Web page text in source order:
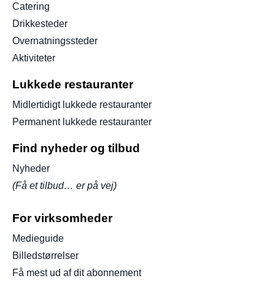
Catering
Drikkesteder
Overnatningssteder
Aktiviteter
Lukkede restauranter
Midlertidigt lukkede restauranter
Permanent lukkede restauranter
Find nyheder og tilbud
Nyheder
(Få et tilbud… er på vej)
For virksomheder
Medieguide
Billedstørrelser
Få mest ud af dit abonnement